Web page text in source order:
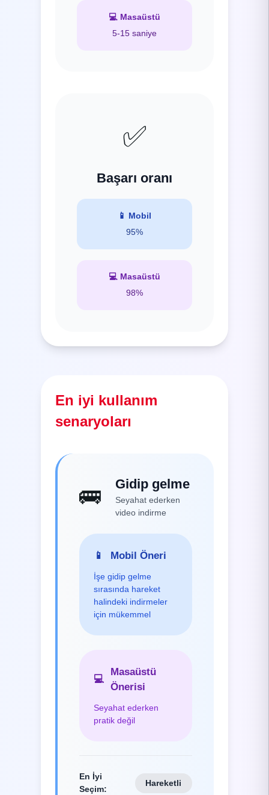
💻 Masaüstü
5-15 saniye
✅
Başarı oranı
📱 Mobil
95%
💻 Masaüstü
98%
En iyi kullanım
senaryoları
🚌
Gidip gelme
Seyahat ederken
video indirme
📱 Mobil Öneri
İşe gidip gelme
sırasında hareket
halindeki indirmeler
için mükemmel
💻
Masaüstü
Önerisi
Seyahat ederken
pratik değil
En İyi
Seçim:
Hareketli